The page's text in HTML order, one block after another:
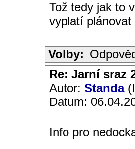
Tož tedy jak to
vyplatí
Volby:
Re: Jarní sraz
Autor: Standa
Datum:
Info pro